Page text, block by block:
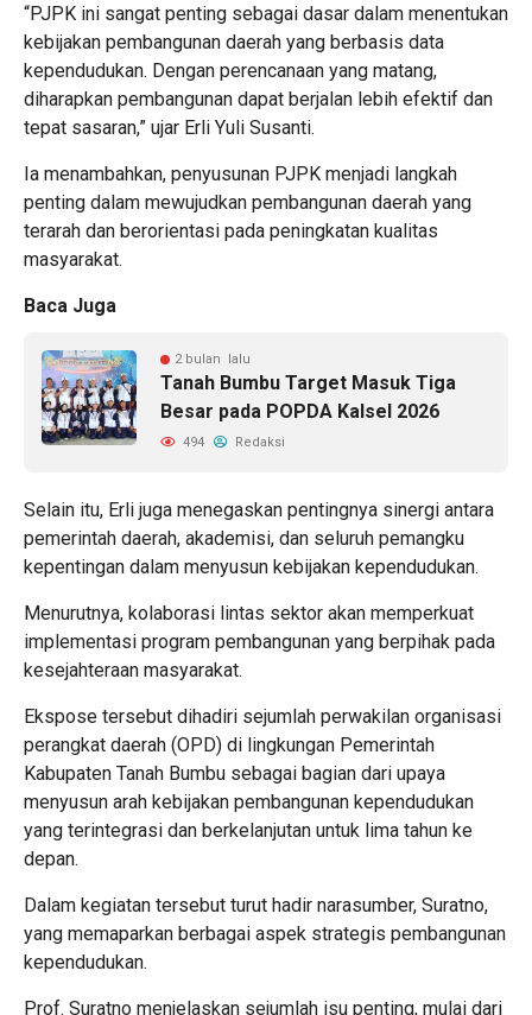
“PJPK ini sangat penting sebagai dasar dalam menentukan
kebijakan pembangunan daerah yang berbasis data
kependudukan. Dengan perencanaan yang matang,
diharapkan pembangunan dapat berjalan lebih efektif dan
tepat sasaran,” ujar Erli Yuli Susanti.
Ia menambahkan, penyusunan PJPK menjadi langkah
penting dalam mewujudkan pembangunan daerah yang
terarah dan berorientasi pada peningkatan kualitas
masyarakat.
Baca Juga
2 bulan lalu
Tanah Bumbu Target Masuk Tiga
Besar pada POPDA Kalsel 2026
494 Redaksi
Selain itu, Erli juga menegaskan pentingnya sinergi antara
pemerintah daerah, akademisi, dan seluruh pemangku
kepentingan dalam menyusun kebijakan kependudukan.
Menurutnya, kolaborasi lintas sektor akan memperkuat
implementasi program pembangunan yang berpihak pada
kesejahteraan masyarakat.
Ekspose tersebut dihadiri sejumlah perwakilan organisasi
perangkat daerah (OPD) di lingkungan Pemerintah
Kabupaten Tanah Bumbu sebagai bagian dari upaya
menyusun arah kebijakan pembangunan kependudukan
yang terintegrasi dan berkelanjutan untuk lima tahun ke
depan.
Dalam kegiatan tersebut turut hadir narasumber, Suratno,
yang memaparkan berbagai aspek strategis pembangunan
kependudukan.
Prof. Suratno menjelaskan sejumlah isu penting, mulai dari